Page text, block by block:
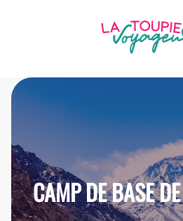
CAMP DE BASE DE